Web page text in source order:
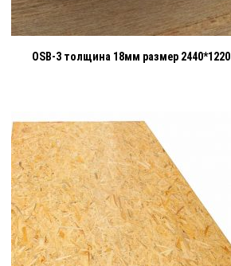
OSB-3 толщина 18мм размер 2440*1220